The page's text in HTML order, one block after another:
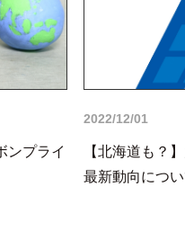
ンプライ
2022/12/01
【北海道も？
最新動向につ